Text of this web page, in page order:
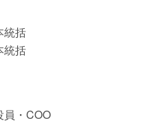
統括
統括
員・COO